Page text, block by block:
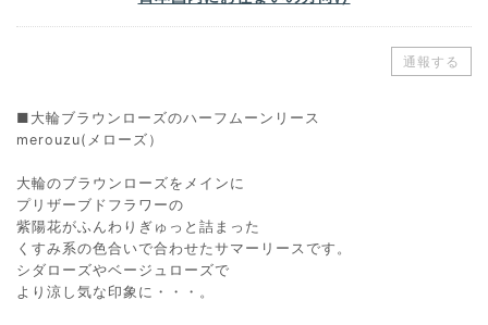
通報する
■大輪ブラウンローズのハーフムーンリース
merouzu(メローズ）
大輪のブラウンローズをメインに
プリザーブドフラワーの
紫陽花がふんわりぎゅっと詰まった
くすみ系の色合いで合わせたサマーリースです。
シダローズやベージュローズで
より涼し気な印象に・・・。